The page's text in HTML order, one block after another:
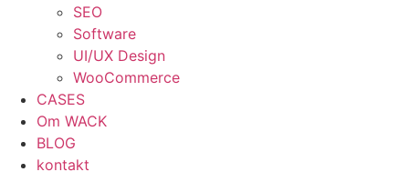
SEO
Software
UI/UX Design
WooCommerce
CASES
Om WACK
BLOG
kontakt